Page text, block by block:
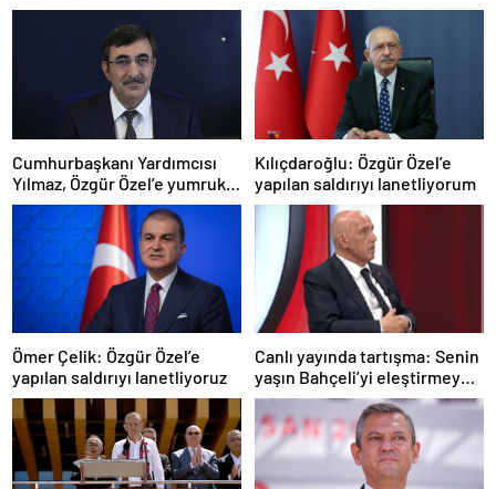
Cumhurbaşkanı Yardımcısı
Yılmaz, Özgür Özel’e yumruklu
saldırıyı kınadı
Kılıçdaroğlu: Özgür Özel’e
yapılan saldırıyı lanetliyorum
Ömer Çelik: Özgür Özel’e
yapılan saldırıyı lanetliyoruz
Canlı yayında tartışma: Senin
yaşın Bahçeli’yi eleştirmeye
yetmez